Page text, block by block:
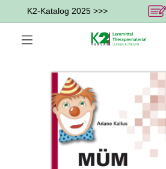
K2-Katalog 2025 >>>